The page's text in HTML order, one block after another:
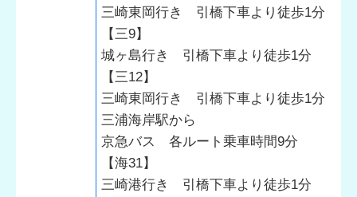
三崎東岡行き 引橋下車より徒歩1分
【三9】
城ヶ島行き 引橋下車より徒歩1分
【三12】
三崎東岡行き 引橋下車より徒歩1分
三浦海岸駅から
京急バス 各ルート乗車時間9分
【海31】
三崎港行き 引橋下車より徒歩1分